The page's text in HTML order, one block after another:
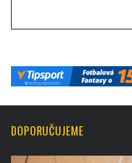
DOPORUČUJEME